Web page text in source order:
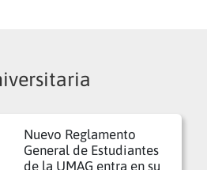
Nuevo Reglamento
General de Estudiantes
de la UMAG entra en su